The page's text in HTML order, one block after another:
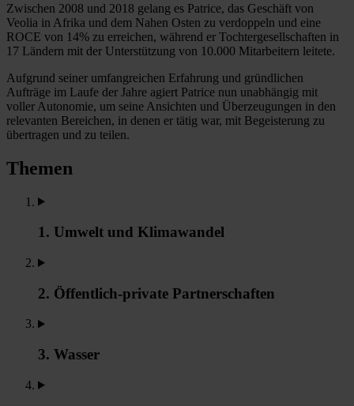
Zwischen 2008 und 2018 gelang es Patrice, das Geschäft von
Veolia in Afrika und dem Nahen Osten zu verdoppeln und eine
ROCE von 14% zu erreichen, während er Tochtergesellschaften in
17 Ländern mit der Unterstützung von 10.000 Mitarbeitern leitete.
Aufgrund seiner umfangreichen Erfahrung und gründlichen
Aufträge im Laufe der Jahre agiert Patrice nun unabhängig mit
voller Autonomie, um seine Ansichten und Überzeugungen in den
relevanten Bereichen, in denen er tätig war, mit Begeisterung zu
übertragen und zu teilen.
Themen
1. Umwelt und Klimawandel
2. Öffentlich-private Partnerschaften
3. Wasser